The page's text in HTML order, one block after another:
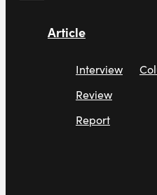
Article
Interview
Review
Report